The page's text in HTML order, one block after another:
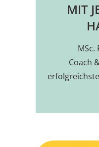
MIT
MSc.
Coach